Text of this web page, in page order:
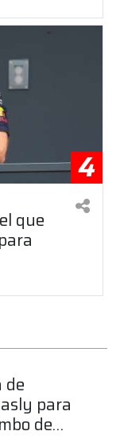
4
que
de
para
de